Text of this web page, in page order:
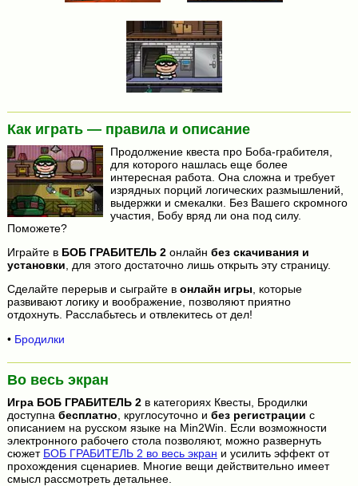
Как играть — правила и описание
Продолжение квеста про Боба-грабителя,
для которого нашлась еще более
интересная работа. Она сложна и требует
изрядных порций логических размышлений,
выдержки и смекалки. Без Вашего скромного
участия, Бобу вряд ли она под силу.
Поможете?
Играйте в БОБ ГРАБИТЕЛЬ 2онлайн без скачивания и
установки , для этого достаточно лишь открыть эту страницу.
Сделайте перерыв и сыграйте в онлайн игры, которые
развивают логику и воображение, позволяют приятно
отдохнуть. Расслабьтесь и отвлекитесь от дел!
• Бродилки
Во весь экран
Игра БОБ ГРАБИТЕЛЬ 2в категориях Квесты, Бродилки
доступна бесплатно , круглосуточно и без регистрации с
описанием на русском языке на Min2Win. Если возможности
электронного рабочего стола позволяют, можно развернуть
сюжет БОБ ГРАБИТЕЛЬ 2 во весь экран и усилить эффект от
прохождения сценариев. Многие вещи действительно имеет
смысл рассмотреть детальнее.